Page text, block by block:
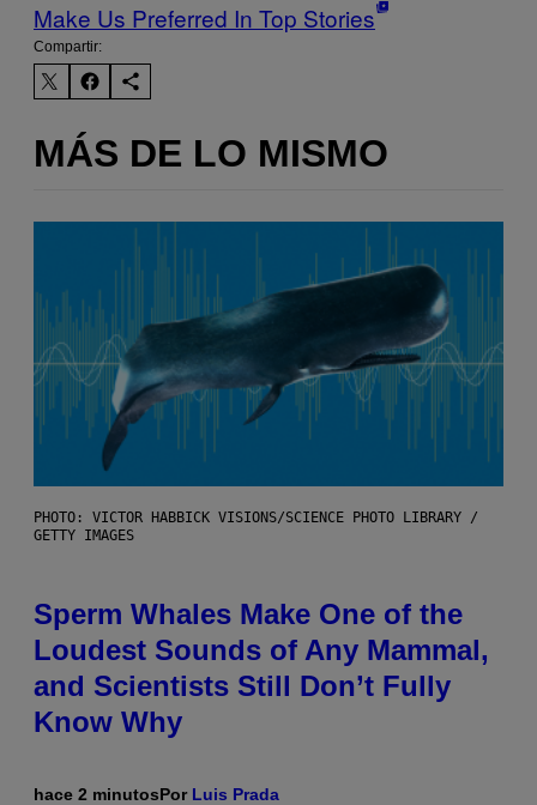
Make Us Preferred In Top Stories
Compartir:
MÁS DE LO MISMO
PHOTO: VICTOR HABBICK VISIONS/SCIENCE PHOTO LIBRARY /
GETTY IMAGES
Sperm Whales Make One of the
Loudest Sounds of Any Mammal,
and Scientists Still Don’t Fully
Know Why
hace 2 minutosPor Luis Prada